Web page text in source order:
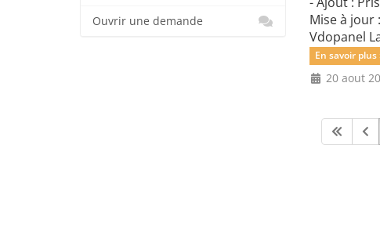
Mise à jour
Vdopanel
En savoir plus
20 aout
Ouvrir une demande